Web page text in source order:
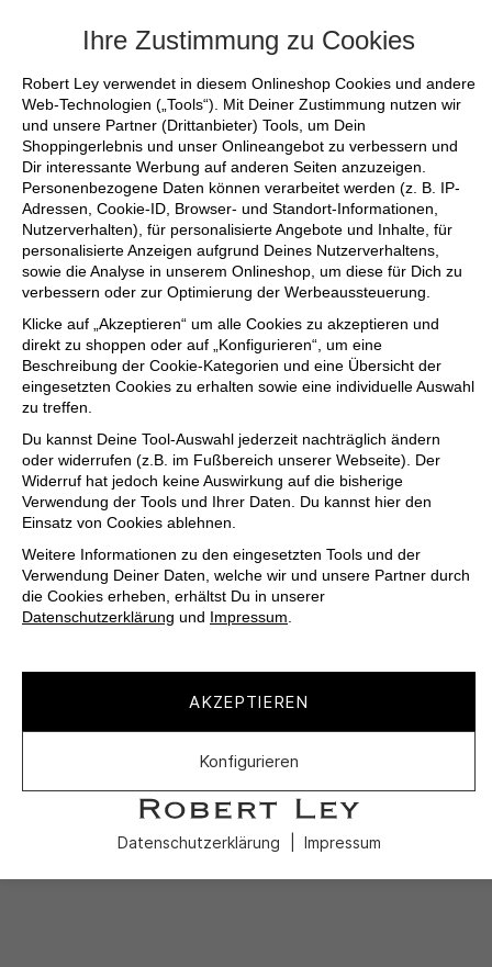
Ihre Zustimmung zu Cookies
Robert Ley verwendet in diesem Onlineshop Cookies und andere
Web-Technologien („Tools“). Mit Deiner Zustimmung nutzen wir
und unsere Partner (Drittanbieter) Tools, um Dein
Shoppingerlebnis und unser Onlineangebot zu verbessern und
Dir interessante Werbung auf anderen Seiten anzuzeigen.
Personenbezogene Daten können verarbeitet werden (z. B. IP-
Adressen, Cookie-ID, Browser- und Standort-Informationen,
Nutzerverhalten), für personalisierte Angebote und Inhalte, für
personalisierte Anzeigen aufgrund Deines Nutzerverhaltens,
sowie die Analyse in unserem Onlineshop, um diese für Dich zu
verbessern oder zur Optimierung der Werbeaussteuerung.
Klicke auf „Akzeptieren“ um alle Cookies zu akzeptieren und
direkt zu shoppen oder auf „Konfigurieren“, um eine
Beschreibung der Cookie-Kategorien und eine Übersicht der
eingesetzten Cookies zu erhalten sowie eine individuelle Auswahl
zu treffen.
Du kannst Deine Tool-Auswahl jederzeit nachträglich ändern
oder widerrufen (z.B. im Fußbereich unserer Webseite). Der
Widerruf hat jedoch keine Auswirkung auf die bisherige
Verwendung der Tools und Ihrer Daten. Du kannst hier den
Einsatz von Cookies ablehnen.
Weitere Informationen zu den eingesetzten Tools und der
Verwendung Deiner Daten, welche wir und unsere Partner durch
die Cookies erheben, erhältst Du in unserer
Datenschutzerklärung und Impressum.
AKZEPTIEREN
Konfigurieren
Datenschutzerklärung Impressum